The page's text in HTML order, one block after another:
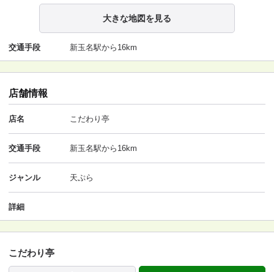
大きな地図を見る
交通手段 新玉名駅から16km
店舗情報
店名 こだわり亭
交通手段 新玉名駅から16km
ジャンル 天ぷら
詳細
こだわり亭